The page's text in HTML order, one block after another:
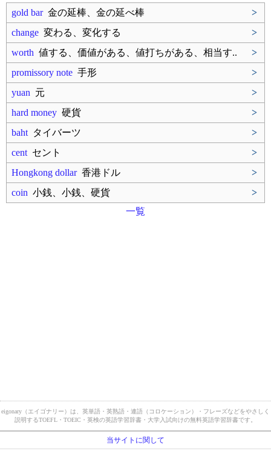
gold bar金の延棒、金の延べ棒
>
change 変わる、変化する
>
worth 値する、価値がある、値打ちがある、相当す..
>
promissory note 手形
>
yuan 元
>
hard money 硬貨
>
baht タイバーツ
>
cent セント
>
Hongkong dollar香港ドル
>
coin 小銭、小銭、硬貨
>
一覧
eigonary（エイゴナリー）は、英単語・英熟語・連語（コロケーション）・フレーズなどをやさしく
説明するTOEFL・TOEIC・英検の英語学習辞書・大学入試向けの無料英語学習辞書です。
当サイトに関して